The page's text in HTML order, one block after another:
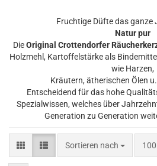
Fruchtige Düfte das ganze
Natur pur
DieOriginal Crottendorfer
Holzmehl, Kartoffelstärke als
wie Harzen,
Kräutern, ätherischen Ölen
Entscheidend für das hohe
Spezialwissen, welches über
Generation zu Generation
Sortieren nach
Sortieren nach pro